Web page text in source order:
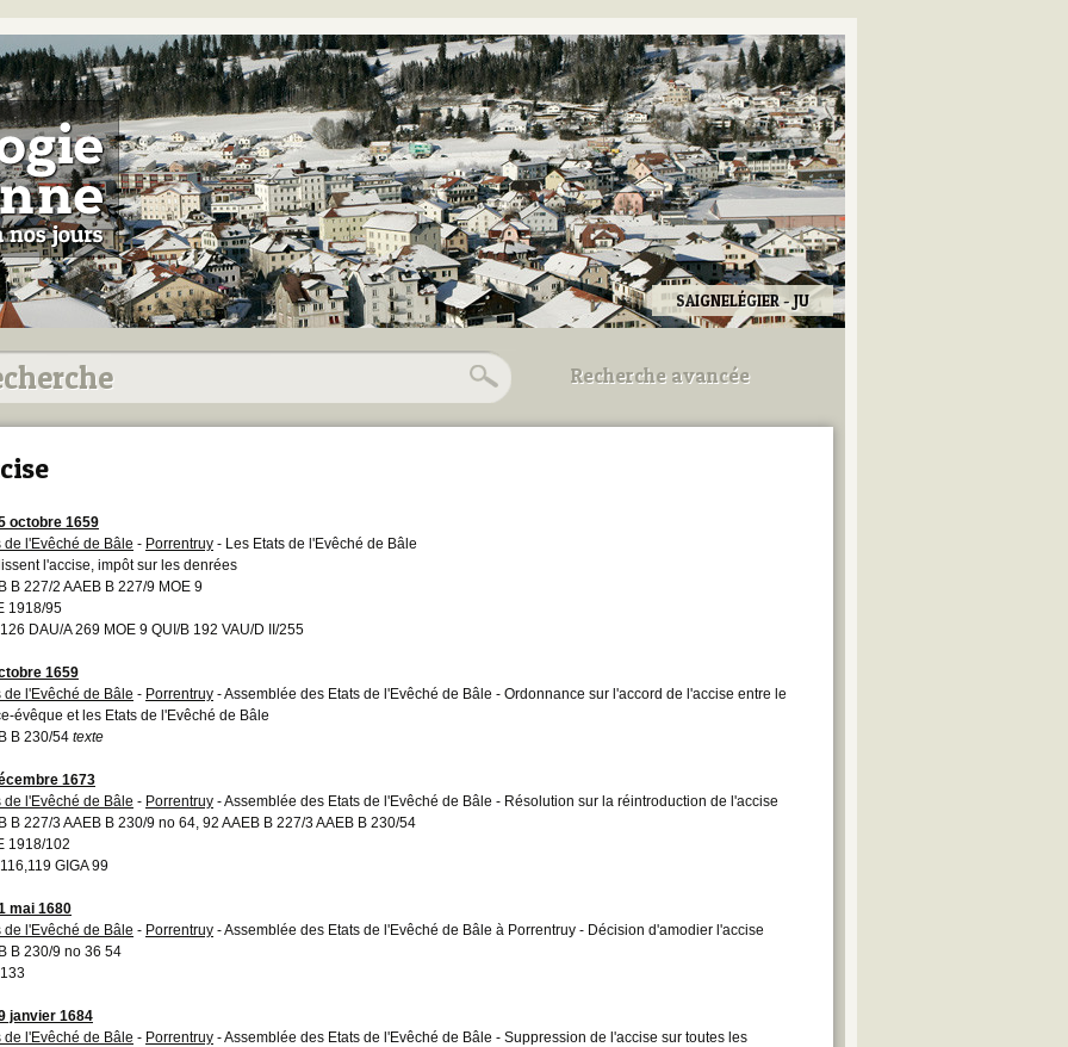
SAIGNELÉGIER - JU
Recherche avancée
Utilisez les champs ci-dessous
octobre 1659
de l'Evêché de Bâle - Porrentruy - Les Etats de l'Evêché de Bâle
l'accise, impôt sur les denrées
B 227/2 AAEB B 227/9 MOE 9
1918/95
DAU/A 269 MOE 9 QUI/B 192 VAU/D II/255
1659
de l'Evêché de Bâle - Porrentruy - Assemblée des Etats de l'Evêché de Bâle - Ordonnance sur l'accord de l'accise entre le
évêque et les Etats de l'Evêché de Bâle
B 230/54 texte
1673
de l'Evêché de Bâle - Porrentruy - Assemblée des Etats de l'Evêché de Bâle - Résolution sur la réintroduction de l'accise
B 227/3 AAEB B 230/9 no 64, 92 AAEB B 227/3 AAEB B 230/54
1918/102
GIGA 99
mai 1680
de l'Evêché de Bâle - Porrentruy - Assemblée des Etats de l'Evêché de Bâle à Porrentruy - Décision d'amodier l'accise
B 230/9 no 36 54
janvier 1684
de l'Evêché de Bâle - Porrentruy - Assemblée des Etats de l'Evêché de Bâle - Suppression de l'accise sur toutes les